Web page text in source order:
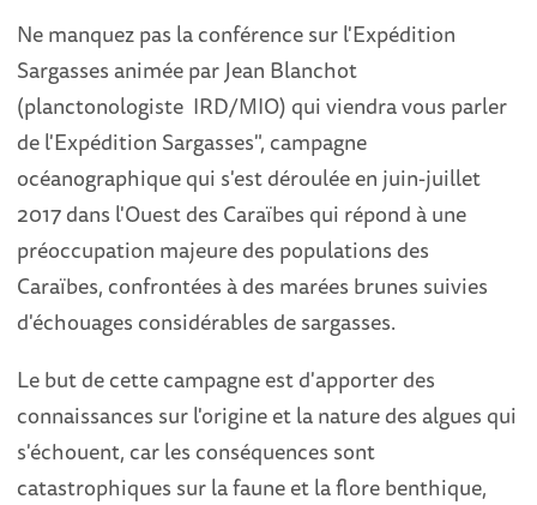
Ne manquez pas la conférence sur l'Expédition
Sargasses animée par Jean Blanchot
(planctonologiste IRD/MIO) qui viendra vous parler
de l'Expédition Sargasses", campagne
océanographique qui s'est déroulée en juin-juillet
2017 dans l'Ouest des Caraïbes qui répond à une
préoccupation majeure des populations des
Caraïbes, confrontées à des marées brunes suivies
d'échouages considérables de sargasses.
Le but de cette campagne est d'apporter des
connaissances sur l'origine et la nature des algues qui
s'échouent, car les conséquences sont
catastrophiques sur la faune et la flore benthique,